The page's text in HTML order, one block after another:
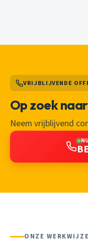
VRIJBLIJVENDE
Op zoek
Neem vrijblijvend
ONZE WERKWIJZE